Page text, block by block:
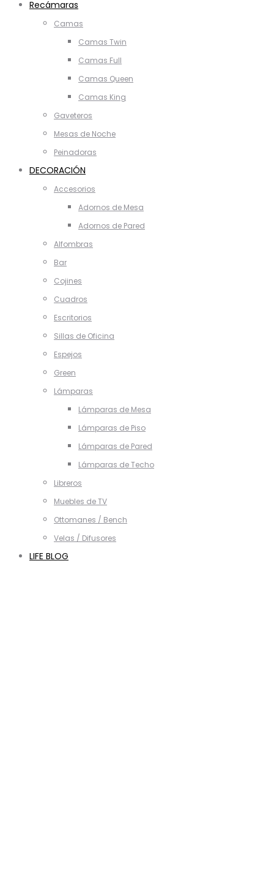
Recámaras
Camas
Camas Twin
Camas Full
Camas Queen
Camas King
Gaveteros
Mesas de Noche
Peinadoras
DECORACIÓN
Accesorios
Adornos de Mesa
Adornos de Pared
Alfombras
Bar
Cojines
Cuadros
Escritorios
Sillas de Oficina
Espejos
Green
Lámparas
Lámparas de Mesa
Lámparas de Piso
Lámparas de Pared
Lámparas de Techo
Libreros
Muebles de TV
Ottomanes / Bench
Velas / Difusores
LIFE BLOG